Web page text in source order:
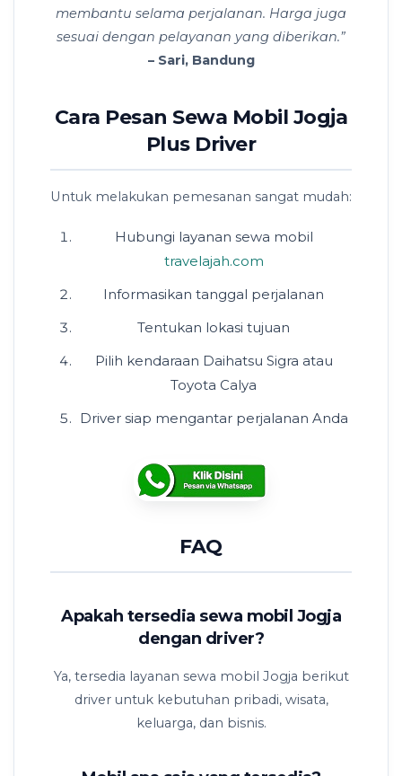
membantu selama perjalanan. Harga juga
sesuai dengan pelayanan yang diberikan.”
– Sari, Bandung
Cara Pesan Sewa Mobil Jogja
Plus Driver
Untuk melakukan pemesanan sangat mudah:
Hubungi layanan sewa mobil
travelajah.com
Informasikan tanggal perjalanan
Tentukan lokasi tujuan
Pilih kendaraan Daihatsu Sigra atau
Toyota Calya
Driver siap mengantar perjalanan Anda
FAQ
Apakah tersedia sewa mobil Jogja
dengan driver?
Ya, tersedia layanan sewa mobil Jogja berikut
driver untuk kebutuhan pribadi, wisata,
keluarga, dan bisnis.